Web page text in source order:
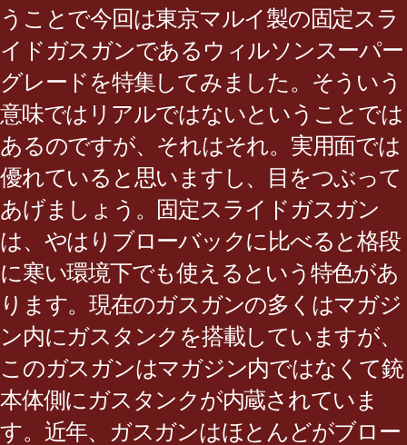
うことで今回は東京マルイ製の固定スラ
イドガスガンであるウィルソンスーパー
グレードを特集してみました。そういう
意味ではリアルではないということでは
あるのですが、それはそれ。実用面では
優れていると思いますし、目をつぶって
あげましょう。固定スライドガスガン
は、やはりブローバックに比べると格段
に寒い環境下でも使えるという特色があ
ります。現在のガスガンの多くはマガジ
ン内にガスタンクを搭載していますが、
このガスガンはマガジン内ではなくて銃
本体側にガスタンクが内蔵されていま
す。近年、ガスガンはほとんどがブロー